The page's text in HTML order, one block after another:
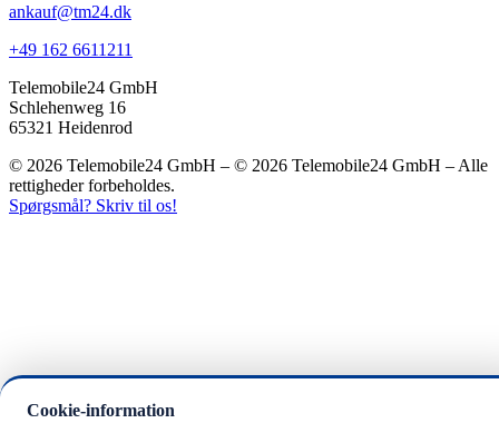
ankauf@tm24.dk
+49 162 6611211
Telemobile24 GmbH
Schlehenweg 16
65321 Heidenrod
© 2026 Telemobile24 GmbH – © 2026 Telemobile24 GmbH – Alle
rettigheder forbeholdes.
Spørgsmål? Skriv til os!
Cookie-information